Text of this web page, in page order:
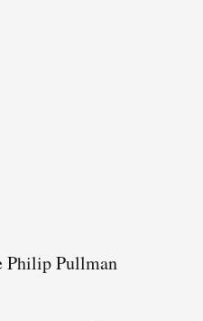
Philip Pullman